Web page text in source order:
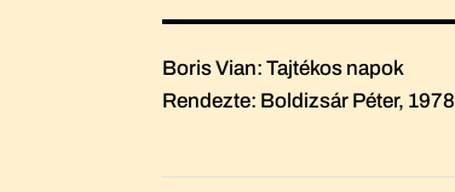
Boris Vian: Tajtékos napok
Rendezte: Boldizsár Péter, 1978